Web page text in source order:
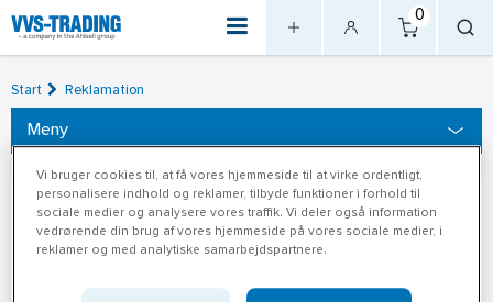
0
Start Reklamation
Meny
Q&A - (køkken- og
håndvaskarmaturer)
Vi bruger cookies til, at få vores hjemmeside til at virke ordentligt,
personalisere indhold og reklamer, tilbyde funktioner i forhold til
sociale medier og analysere vores traffik. Vi deler også information
vedrørende din brug af vores hjemmeside på vores sociale medier, i
reklamer og med analytiske samarbejdspartnere.